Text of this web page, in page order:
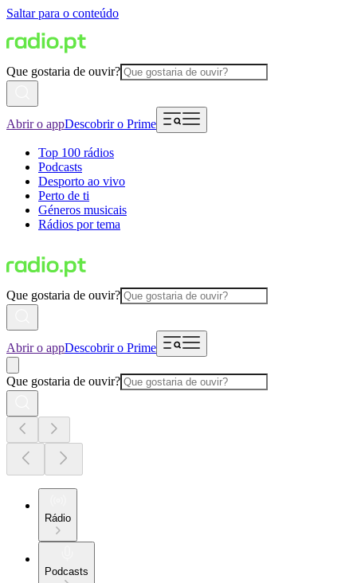
Saltar para o conteúdo
Que gostaria de ouvir?
Abrir o appDescobrir o Prime
Top 100 rádios
Podcasts
Desporto ao vivo
Perto de ti
Géneros musicais
Rádios por tema
Que gostaria de ouvir?
Abrir o appDescobrir o Prime
Que gostaria de ouvir?
Rádio
Podcasts